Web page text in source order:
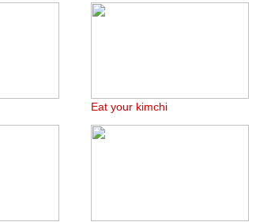
Eat your kimchi